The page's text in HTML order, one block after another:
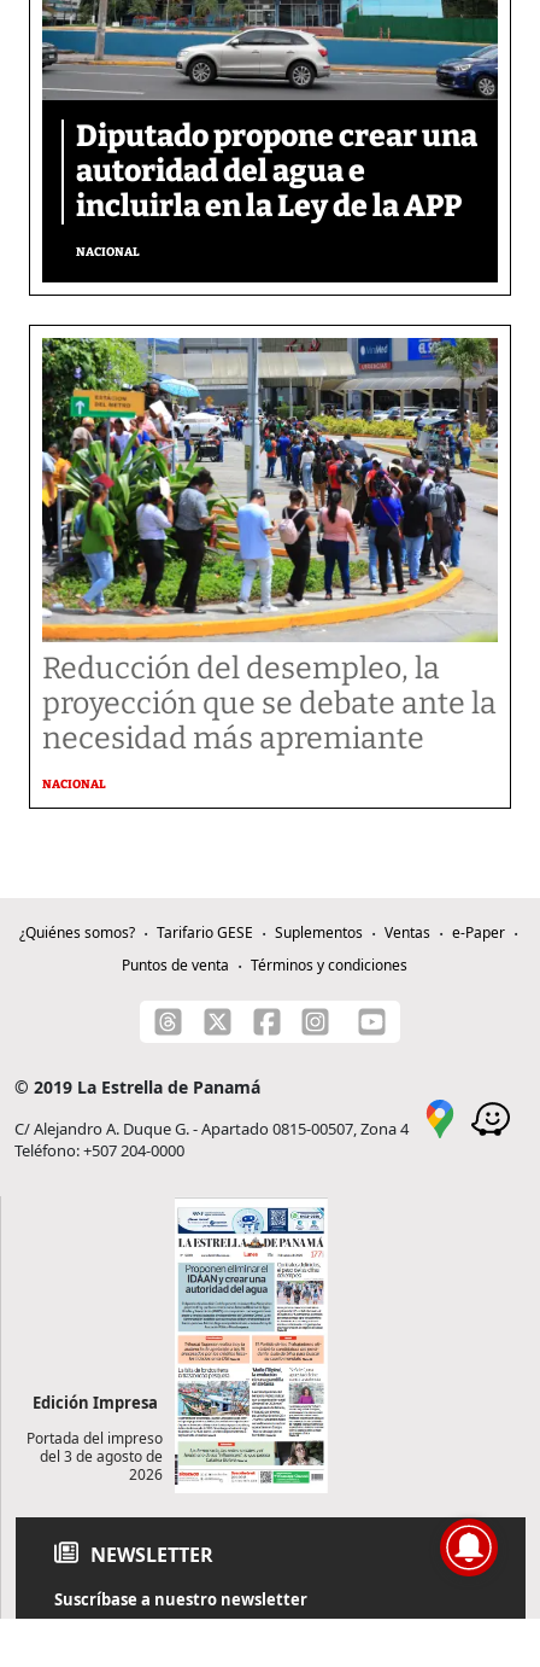
Diputado propone crear una
autoridad del agua e
incluirla en la Ley de la APP
NACIONAL
Reducción del desempleo, la
proyección que se debate ante la
necesidad más apremiante
NACIONAL
¿Quiénes somos? Tarifario GESE Suplementos Ventas
e-Paper
Puntos de venta
Términos y condiciones
© 2019 La Estrella de Panamá
C/ Alejandro A. Duque G. - Apartado 0815-00507, Zona 4
Teléfono: +507 204-0000
Edición Impresa
Portada del impreso
del 3 de agosto de
2026
NEWSLETTER
Suscríbase a nuestro newsletter
Reciba diariamente información de actualidad directamente en